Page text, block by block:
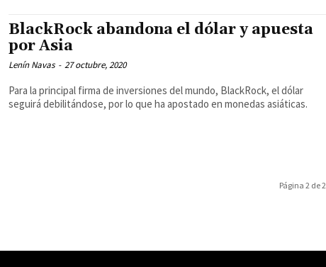
BlackRock abandona el dólar y apuesta
por Asia
Lenín Navas - 27 octubre, 2020
Para la principal firma de inversiones del mundo, BlackRock, el dólar
seguirá debilitándose, por lo que ha apostado en monedas asiáticas.
Página 2 de 2